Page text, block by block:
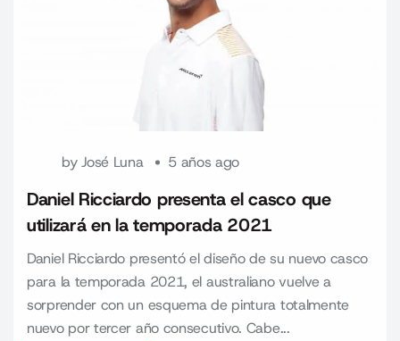
byJosé Luna 5 años ago
Daniel Ricciardo presenta el casco que
utilizará en la temporada 2021
Daniel Ricciardo presentó el diseño de su nuevo casco
para la temporada 2021, el australiano vuelve a
sorprender con un esquema de pintura totalmente
nuevo por tercer año consecutivo. Cabe...